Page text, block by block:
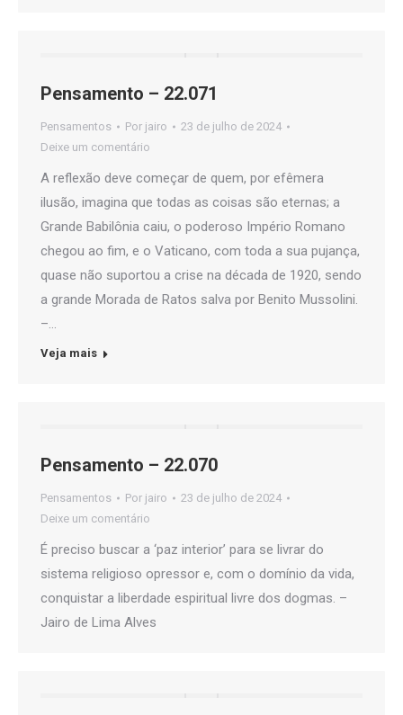
Pensamento – 22.071
Pensamentos Por jairo
23 de julho de 2024
Deixe um comentário
A reflexão deve começar de quem, por efêmera
ilusão, imagina que todas as coisas são eternas; a
Grande Babilônia caiu, o poderoso Império Romano
chegou ao fim, e o Vaticano, com toda a sua pujança,
quase não suportou a crise na década de 1920, sendo
a grande Morada de Ratos salva por Benito Mussolini.
–…
Veja mais
Pensamento – 22.070
Pensamentos Por jairo
23 de julho de 2024
Deixe um comentário
É preciso buscar a ‘paz interior’ para se livrar do
sistema religioso opressor e, com o domínio da vida,
conquistar a liberdade espiritual livre dos dogmas. –
Jairo de Lima Alves